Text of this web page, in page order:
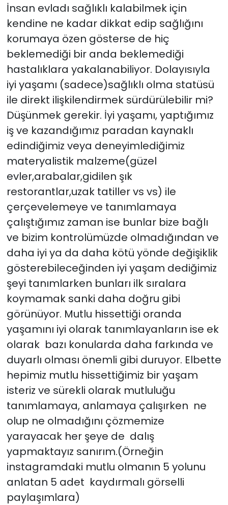
İnsan evladı sağlıklı kalabilmek için
kendine ne kadar dikkat edip sağlığını
korumaya özen gösterse de hiç
beklemediği bir anda beklemediği
hastalıklara yakalanabiliyor. Dolayısıyla
iyi yaşamı (sadece)sağlıklı olma statüsü
ile direkt ilişkilendirmek sürdürülebilir mi?
Düşünmek gerekir. İyi yaşamı, yaptığımız
iş ve kazandığımız paradan kaynaklı
edindiğimiz veya deneyimlediğimiz
materyalistik malzeme(güzel
evler,arabalar,gidilen şık
restorantlar,uzak tatiller vs vs) ile
çerçevelemeye ve tanımlamaya
çalıştığımız zaman ise bunlar bize bağlı
ve bizim kontrolümüzde olmadığından ve
daha iyi ya da daha kötü yönde değişiklik
gösterebileceğinden iyi yaşam dediğimiz
şeyi tanımlarken bunları ilk sıralara
koymamak sanki daha doğru gibi
görünüyor. Mutlu hissettiği oranda
yaşamını iyi olarak tanımlayanların ise ek
olarak bazı konularda daha farkında ve
duyarlı olması önemli gibi duruyor. Elbette
hepimiz mutlu hissettiğimiz bir yaşam
isteriz ve sürekli olarak mutluluğu
tanımlamaya, anlamaya çalışırken ne
olup ne olmadığını çözmemize
yarayacak her şeye de dalış
yapmaktayız sanırım.(Örneğin
instagramdaki mutlu olmanın 5 yolunu
anlatan 5 adet kaydırmalı görselli
paylaşımlara)
Teknoloji
TÜRKiYE
Video Galeri
YAŞAM
Yazarlar